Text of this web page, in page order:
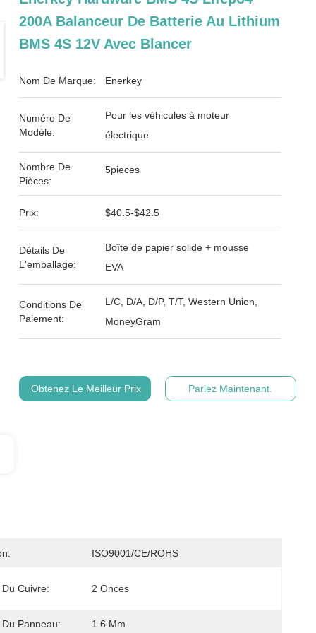
200A Balanceur De Batterie Au Lithium
BMS 4S 12V Avec Blancer
Nom De Marque: Enerkey
Numéro De
Modèle:
Pour les véhicules à moteur
électrique
Nombre De
Pièces:
5pieces
Prix: $40.5-$42.5
Détails De
L'emballage:
Boîte de papier solide + mousse
EVA
Conditions De
Paiement:
L/C, D/A, D/P, T/T, Western Union,
MoneyGram
Obtenez Le Meilleur Prix Parlez Maintenant.
ISO9001/CE/ROHS
Cuivre: 2 Onces
Panneau: 1.6 Mm